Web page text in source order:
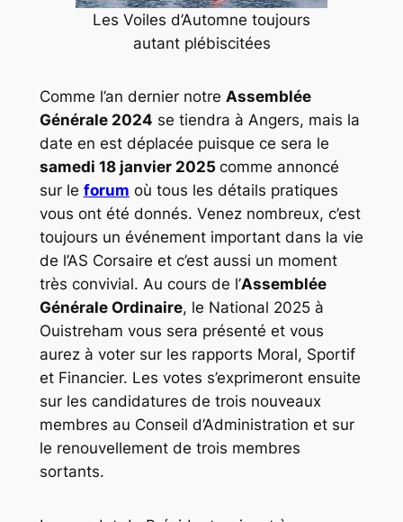
Les Voiles d’Automne toujours
autant plébiscitées
Comme l’an dernier notre Assemblée
Générale 2024 se tiendra à Angers, mais la
date en est déplacée puisque ce sera le
samedi 18 janvier 2025 comme annoncé
sur le forum où tous les détails pratiques
vous ont été donnés. Venez nombreux, c’est
toujours un événement important dans la vie
de l’AS Corsaire et c’est aussi un moment
très convivial. Au cours de l’Assemblée
Générale Ordinaire, le National 2025 à
Ouistreham vous sera présenté et vous
aurez à voter sur les rapports Moral, Sportif
et Financier. Les votes s’exprimeront ensuite
sur les candidatures de trois nouveaux
membres au Conseil d’Administration et sur
le renouvellement de trois membres
sortants.